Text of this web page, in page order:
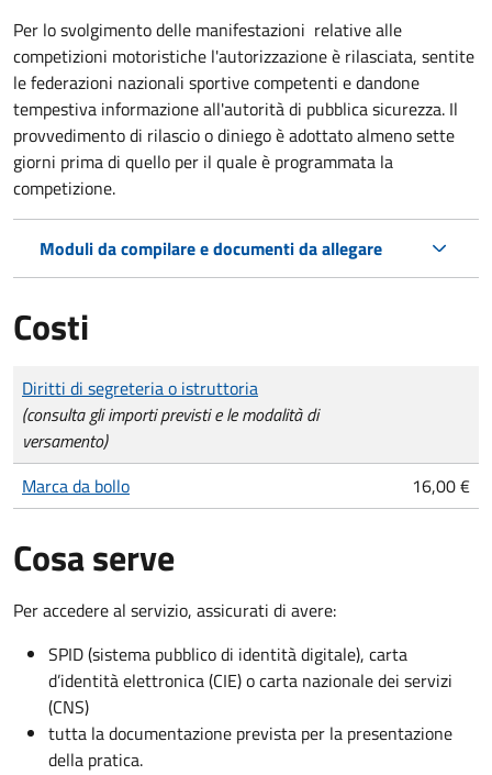
Per lo svolgimento delle manifestazioni relative alle
competizioni motoristiche l'autorizzazione è rilasciata, sentite
le federazioni nazionali sportive competenti e dandone
tempestiva informazione all'autorità di pubblica sicurezza. Il
provvedimento di rilascio o diniego è adottato almeno sette
giorni prima di quello per il quale è programmata la
competizione.
Moduli da compilare e documenti da allegare
Costi
Tipo di pagamento
Importo
Diritti di segreteria o istruttoria
(consulta gli importi previsti e le modalità di
versamento)
Marca da bollo
16,00 €
Cosa serve
Per accedere al servizio, assicurati di avere:
SPID (sistema pubblico di identità digitale), carta
d’identità elettronica (CIE) o carta nazionale dei servizi
(CNS)
tutta la documentazione prevista per la presentazione
della pratica.